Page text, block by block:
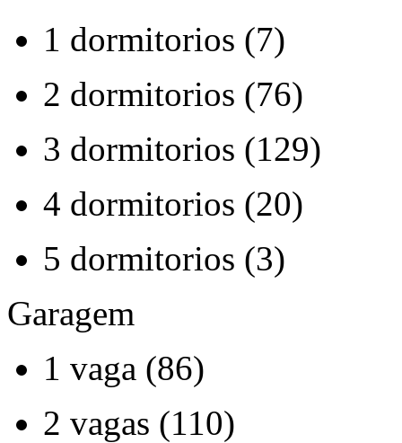
1 dormitorios (7)
2 dormitorios (76)
3 dormitorios (129)
4 dormitorios (20)
5 dormitorios (3)
Garagem
1 vaga (86)
2 vagas (110)